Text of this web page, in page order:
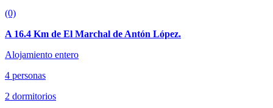
(0)
A 16.4 Km de El Marchal de Antón López.
Alojamiento entero
4 personas
2 dormitorios